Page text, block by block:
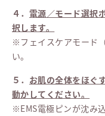
４． 電源／モード選択
択します。
※フェイスケアモード
い。
５． お肌の全体をほぐ
動かしてください。
※EMS電極ピンが沈み